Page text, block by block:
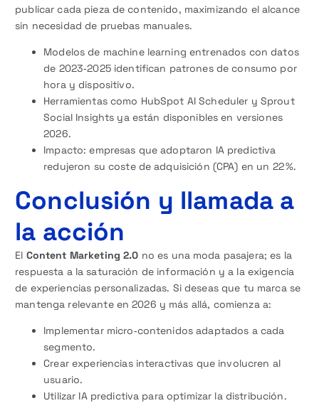
publicar cada pieza de contenido, maximizando el alcance
sin necesidad de pruebas manuales.
Modelos de machine learning entrenados con datos
de 2023‑2025 identifican patrones de consumo por
hora y dispositivo.
Herramientas como HubSpot AI Scheduler y Sprout
Social Insights ya están disponibles en versiones
2026.
Impacto: empresas que adoptaron IA predictiva
redujeron su coste de adquisición (CPA) en un 22 %.
Conclusión y llamada a
la acción
El Content Marketing 2.0 no es una moda pasajera; es la
respuesta a la saturación de información y a la exigencia
de experiencias personalizadas. Si deseas que tu marca se
mantenga relevante en 2026 y más allá, comienza a:
Implementar micro‑contenidos adaptados a cada
segmento.
Crear experiencias interactivas que involucren al
usuario.
Utilizar IA predictiva para optimizar la distribución.